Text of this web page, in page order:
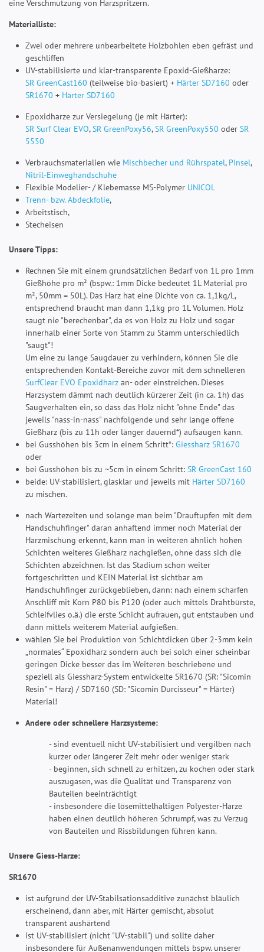
eine Verschmutzung von Harzspritzern.
Materialliste:
Zwei oder mehrere unbearbeitete Holzbohlen eben gefräst und
geschliffen
UV-stabilisierte und klar-transparente Epoxid-Gießharze:
SR GreenCast160 (teilweise bio-basiert) + Härter SD7160 oder
SR1670 + Härter SD7160
Epoxidharze zur Versiegelung (je mit Härter):
SR Surf Clear EVO,SR GreenPoxy56,SR GreenPoxy550 oder SR
5550
Verbrauchsmaterialien wie Mischbecher und Rührspatel, Pinsel,
Nitril-Einweghandschuhe
Flexible Modelier- / Klebemasse MS-Polymer UNICOL
Trenn- bzw. Abdeckfolie,
Arbeitstisch,
Stecheisen
Unsere Tipps:
Rechnen Sie mit einem grundsätzlichen Bedarf von 1L pro 1mm
Gießhöhe pro m² (bspw.: 1mm Dicke bedeutet 1L Material pro
m², 50mm = 50L). Das Harz hat eine Dichte von ca. 1,1kg/L,
entsprechend braucht man dann 1,1kg pro 1L Volumen. Holz
saugt nie "berechenbar", da es von Holz zu Holz und sogar
innerhalb einer Sorte von Stamm zu Stamm unterschiedlich
"saugt"!
Um eine zu lange Saugdauer zu verhindern, können Sie die
entsprechenden Kontakt-Bereiche zuvor mit dem schnelleren
SurfClear EVO Epoxidharz an- oder einstreichen. Dieses
Harzsystem dämmt nach deutlich kürzerer Zeit (in ca. 1h) das
Saugverhalten ein, so dass das Holz nicht "ohne Ende" das
jeweils "nass-in-nass" nachfolgende und sehr lange offene
Gießharz (bis zu 11h oder länger dauernd*) aufsaugen kann.
bei Gusshöhen bis 3cm in einem Schritt*: Giessharz SR1670
oder
bei Gusshöhen bis zu ~5cm in einem Schritt: SR GreenCast 160
beide: UV-stabilisiert, glasklar und jeweils mit Härter SD7160
zu mischen.
nach Wartezeiten und solange man beim "Drauftupfen mit dem
Handschuhfinger" daran anhaftend immer noch Material der
Harzmischung erkennt, kann man in weiteren ähnlich hohen
Schichten weiteres Gießharz nachgießen, ohne dass sich die
Schichten abzeichnen. Ist das Stadium schon weiter
fortgeschritten und KEIN Material ist sichtbar am
Handschuhfinger zurückgeblieben, dann: nach einem scharfen
Anschliff mit Korn P80 bis P120 (oder auch mittels Drahtbürste,
Schleifvlies o.ä.) die erste Schicht aufrauen, gut entstauben und
dann mittels weiterem Material aufgießen.
wählen Sie bei Produktion von Schichtdicken über 2-3mm kein
„normales“ Epoxidharz sondern auch bei solch einer scheinbar
geringen Dicke besser das im Weiteren beschriebene und
speziell als Giessharz-System entwickelte SR1670 (SR: "Sicomin
Resin" = Harz) / SD7160 (SD: "Sicomin Durcisseur" = Härter)
Material!
Andere oder schnellere Harzsysteme:
- sind eventuell nicht UV-stabilisiert und vergilben nach
kurzer oder längerer Zeit mehr oder weniger stark
- beginnen, sich schnell zu erhitzen, zu kochen oder stark
auszugasen, was die Qualität und Transparenz von
Bauteilen beeinträchtigt
- insbesondere die lösemittelhaltigen Polyester-Harze
haben einen deutlich höheren Schrumpf, was zu Verzug
von Bauteilen und Rissbildungen führen kann.
Unsere Giess-Harze:
SR1670
ist aufgrund der UV-Stabilsationsadditive zunächst bläulich
erscheinend, dann aber, mit Härter gemischt, absolut
transparent aushärtend
ist UV-stabilisiert (nicht "UV-stabil") und sollte daher
insbesondere für Außenanwendungen mittels bspw. unserer